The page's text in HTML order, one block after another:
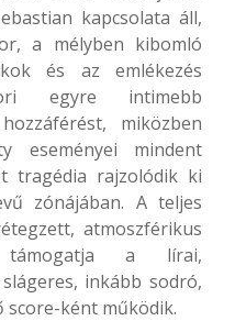
kapcsolata áll,
a mélyben kibomló
és az emlékezés
egyre intimebb
miközben
eseményei mindent
tragédia rajzolódik ki
zónájában. A teljes
atmoszférikus
támogatja a lírai,
inkább sodró,
ként működik.